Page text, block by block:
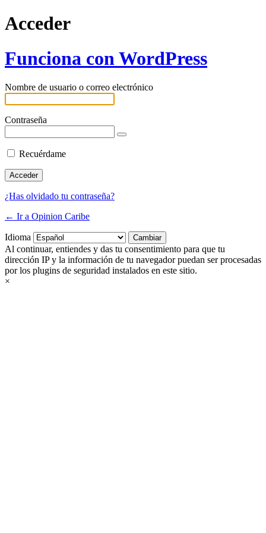
Acceder
Funciona con WordPress
Nombre de usuario o correo electrónico
Contraseña
Recuérdame
¿Has olvidado tu contraseña?
← Ir a Opinion Caribe
Idioma
Al continuar, entiendes y das tu consentimiento para que tu
dirección IP y la información de tu navegador puedan ser procesadas
por los plugins de seguridad instalados en este sitio.
×